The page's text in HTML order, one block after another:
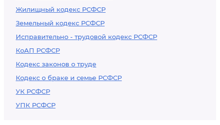
Жилищный кодекс РСФСР
Земельный кодекс РСФСР
Исправительно - трудовой кодекс РСФСР
КоАП РСФСР
Кодекс законов о труде
Кодекс о браке и семье РСФСР
УК РСФСР
УПК РСФСР